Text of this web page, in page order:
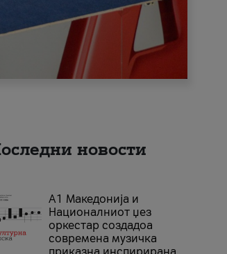
новости
А1 Македонија и
Националниот џез
оркестар создадоа
современа музичка